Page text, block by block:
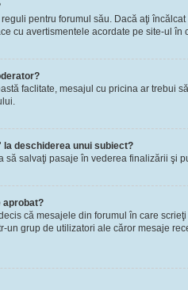
pentru forumul său. Dacă aţi
cu avertismentele acordate pe site-ul
faclitate, mesajul cu pricina ar trebui
deschiderea unui subiect?
să salvaţi pasaje în vederea finalizării şi
aprobat?
că mesajele din forumul în care
un grup de utilizatori ale căror mesaje